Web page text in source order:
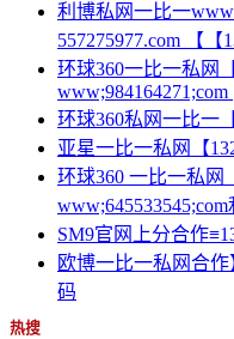
利博私网一比一
557275977.com 【【
环球360一比一私网【
www;984164271;com
环球360私网一比一
亚星一比一私网【
环球360 一比一私网
SM9官网上分合作
欧博一比一私网合作
码
热搜